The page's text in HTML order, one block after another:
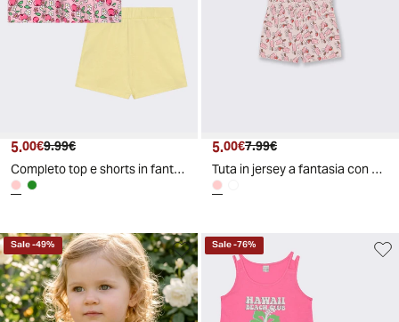
Prezzo attuale
5.00€ Prezzo originale
9.99€
Completo top e shorts in fantasia e tinta unita - Rosa
Prezzo attuale
5.00€ Prezzo originale
7.99€
Tuta in jersey a fantasia con bretelline - Rosa
Sale-49% Sale-76%